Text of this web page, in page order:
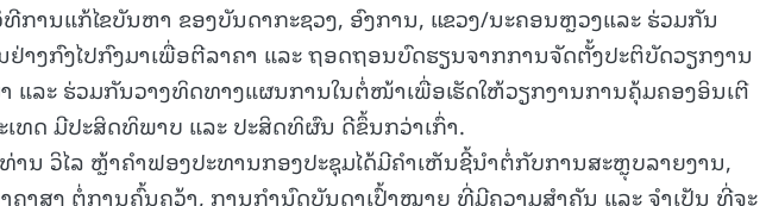
ການແກ້ໄຂບັນຫາ ຂອງບັນດາກະຊວງ, ອົງການ, ແຂວງ/ນະຄອນຫຼວງແລະ ຮ່ວມກັນ
ຢ່າງກົງໄປກົງມາເພື່ອຕີລາຄາ ແລະ ຖອດຖອນບົດຮຽນຈາກການຈັດຕັ້ງປະຕິບັດວຽກງານ
ແລະ ຮ່ວມກັນວາງທິດທາງແຜນການໃນຕໍ່ໜ້າເພື່ອເຮັດໃຫ້ວຽກງານການຄຸ້ມຄອງອິນເຕີ
ເທດ ມີປະສິດທິພາບ ແລະ ປະສິດທິຜົນ ດີຂຶ້ນກວ່າເກົ່າ.
ານ ວິໄລ ຫຼ້າຄຳຟອງປະທານກອງປະຊຸມໄດ້ມີຄໍາເຫັນຊີ້ນຳຕໍ່ກັບການສະຫຼຸບລາຍງານ,
ຄາສູງ ຕໍ່ການຄົ້ນຄວ້າ, ການກຳນົດບັນດາເປົ້າໝາຍ ທີ່ມີຄວາມສຳຄັນ ແລະ ຈຳເປັນ ທີ່ຈະ